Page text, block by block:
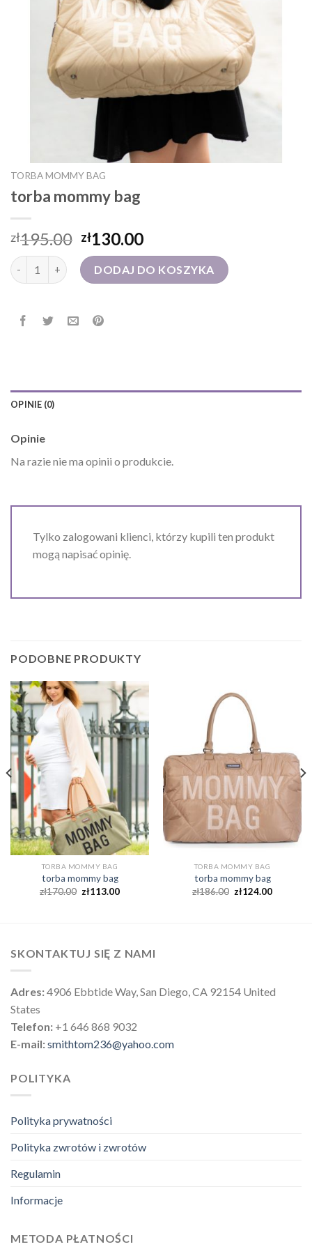
TORBA MOMMY BAG
torba mommy bag
zł195.00 zł130.00
ilość torba mommy bagDODAJ DO KOSZYKA
OPINIE (0)
Opinie
Na razie nie ma opinii o produkcie.
Tylko zalogowani klienci, którzy kupili ten produkt
mogą napisać opinię.
PODOBNE PRODUKTY
TORBA MOMMY BAG
torba mommy bag
zł170.00 zł113.00
TORBA MOMMY BAG
torba mommy bag
zł186.00 zł124.00
SKONTAKTUJ SIĘ Z NAMI
Adres:4906 Ebbtide Way, San Diego, CA 92154 United
States
Telefon: +1 646 868 9032
E-mail:smithtom236@yahoo.com
POLITYKA
Polityka prywatności
Polityka zwrotów i zwrotów
Regulamin
Informacje
METODA PŁATNOŚCI